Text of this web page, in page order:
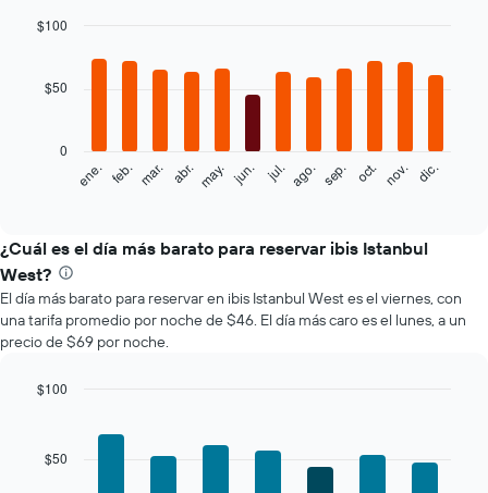
with
siguiente
el
precio
promedio
de
una
habitación
mes
muestra
ene. feb. mar. abr. may. jun. jul. ago. sep. oct. nov. dic.
0
$50
$100
¿Cuál es el día más barato para reservar ibis Istanbul
West?
El día más barato para reservar en ibis Istanbul West es el viernes, con
una tarifa promedio por noche de $46. El día más caro es el lunes, a un
precio de $69 por noche.
$50
$100